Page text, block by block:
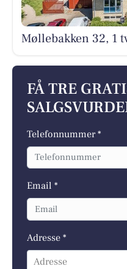
Møllebakken 32, 1
FÅ TRE
Telefonnummer *
Email *
Adresse *
Adresse